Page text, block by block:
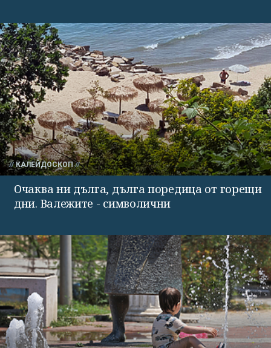
КАЛЕЙДОСКОП
Очаква ни дълга, дълга поредица от горещи
дни. Валежите - символични